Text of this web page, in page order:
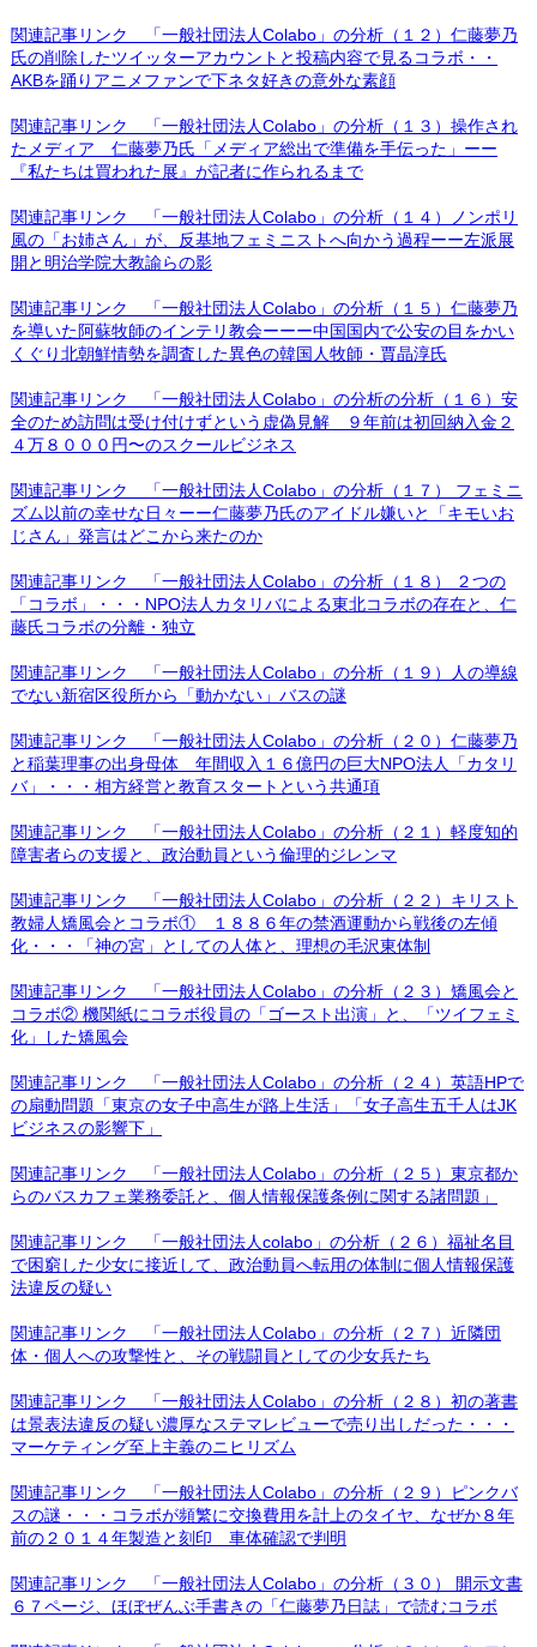
関連記事リンク 「一般社団法人Colabo」の分析（１２）仁藤夢乃
氏の削除したツイッターアカウントと投稿内容で見るコラボ・・
AKBを踊りアニメファンで下ネタ好きの意外な素顔
関連記事リンク 「一般社団法人Colabo」の分析（１３）操作され
たメディア 仁藤夢乃氏「メディア総出で準備を手伝った」ーー
『私たちは買われた展』が記者に作られるまで
関連記事リンク 「一般社団法人Colabo」の分析（１４）ノンポリ
風の「お姉さん」が、反基地フェミニストへ向かう過程ーー左派展
開と明治学院大教諭らの影
関連記事リンク 「一般社団法人Colabo」の分析（１５）仁藤夢乃
を導いた阿蘇牧師のインテリ教会ーーー中国国内で公安の目をかい
くぐり北朝鮮情勢を調査した異色の韓国人牧師・賈晶淳氏
関連記事リンク 「一般社団法人Colabo」の分析の分析（１６）安
全のため訪問は受け付けずという虚偽見解 ９年前は初回納入金２
４万８０００円〜のスクールビジネス
関連記事リンク 「一般社団法人Colabo」の分析（１７） フェミニ
ズム以前の幸せな日々ーー仁藤夢乃氏のアイドル嫌いと「キモいお
じさん」発言はどこから来たのか
関連記事リンク 「一般社団法人Colabo」の分析（１８） ２つの
「コラボ」・・・NPO法人カタリバによる東北コラボの存在と、仁
藤氏コラボの分離・独立
関連記事リンク 「一般社団法人Colabo」の分析（１９）人の導線
でない新宿区役所から「動かない」バスの謎
関連記事リンク 「一般社団法人Colabo」の分析（２０）仁藤夢乃
と稲葉理事の出身母体 年間収入１６億円の巨大NPO法人「カタリ
バ」・・・相方経営と教育スタートという共通項
関連記事リンク 「一般社団法人Colabo」の分析（２１）軽度知的
障害者らの支援と、政治動員という倫理的ジレンマ
関連記事リンク 「一般社団法人Colabo」の分析（２２）キリスト
教婦人矯風会とコラボ① １８８６年の禁酒運動から戦後の左傾
化・・・「神の宮」としての人体と、理想の毛沢東体制
関連記事リンク 「一般社団法人Colabo」の分析（２３）矯風会と
コラボ② 機関紙にコラボ役員の「ゴースト出演」と、「ツイフェミ
化」した矯風会
関連記事リンク 「一般社団法人Colabo」の分析（２４）英語HPで
の扇動問題「東京の女子中高生が路上生活」「女子高生五千人はJK
ビジネスの影響下」
関連記事リンク 「一般社団法人Colabo」の分析（２５）東京都か
らのバスカフェ業務委託と、個人情報保護条例に関する諸問題」
関連記事リンク 「一般社団法人colabo」の分析（２６）福祉名目
で困窮した少女に接近して、政治動員へ転用の体制に個人情報保護
法違反の疑い
関連記事リンク 「一般社団法人Colabo」の分析（２７）近隣団
体・個人への攻撃性と、その戦闘員としての少女兵たち
関連記事リンク 「一般社団法人Colabo」の分析（２８）初の著書
は景表法違反の疑い濃厚なステマレビューで売り出しだった・・・
マーケティング至上主義のニヒリズム
関連記事リンク 「一般社団法人Colabo」の分析（２９）ピンクバ
スの謎・・・コラボが頻繁に交換費用を計上のタイヤ、なぜか８年
前の２０１４年製造と刻印 車体確認で判明
関連記事リンク 「一般社団法人Colabo」の分析（３０） 開示文書
６７ページ、ほぼぜんぶ手書きの「仁藤夢乃日誌」で読むコラボ